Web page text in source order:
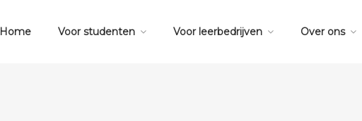
Home Voor studenten Voor leerbedrijven Over ons